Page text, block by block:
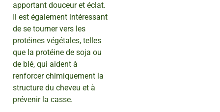
apportant douceur et éclat.
Il est également intéressant
de se tourner vers les
protéines végétales, telles
que la protéine de soja ou
de blé, qui aident à
renforcer chimiquement la
structure du cheveu et à
prévenir la casse.